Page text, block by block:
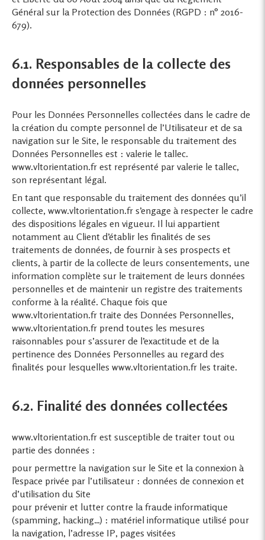
Général sur la Protection des Données (RGPD : n° 2016-
679).
6.1. Responsables de la collecte des
données personnelles
Pour les Données Personnelles collectées dans le cadre de
la création du compte personnel de l’Utilisateur et de sa
navigation sur le Site, le responsable du traitement des
Données Personnelles est : valerie le tallec.
www.vltorientation.fr est représenté par valerie le tallec,
son représentant légal.
En tant que responsable du traitement des données qu’il
collecte, www.vltorientation.fr s’engage à respecter le cadre
des dispositions légales en vigueur. Il lui appartient
notamment au Client d’établir les finalités de ses
traitements de données, de fournir à ses prospects et
clients, à partir de la collecte de leurs consentements, une
information complète sur le traitement de leurs données
personnelles et de maintenir un registre des traitements
conforme à la réalité. Chaque fois que
www.vltorientation.fr traite des Données Personnelles,
www.vltorientation.fr prend toutes les mesures
raisonnables pour s’assurer de l’exactitude et de la
pertinence des Données Personnelles au regard des
finalités pour lesquelles www.vltorientation.fr les traite.
6.2. Finalité des données collectées
www.vltorientation.fr est susceptible de traiter tout ou
partie des données :
pour permettre la navigation sur le Site et la connexion à
l'espace privée par l’utilisateur : données de connexion et
d’utilisation du Site
pour prévenir et lutter contre la fraude informatique
(spamming, hacking…) : matériel informatique utilisé pour
la navigation, l’adresse IP, pages visitées